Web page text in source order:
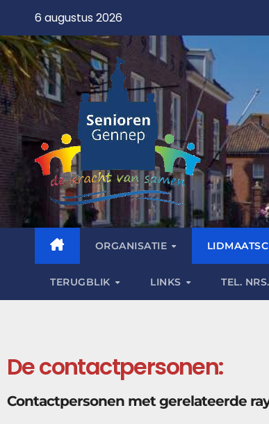
6 augustus 2026
ORGANISATIE
TERUGBLIK LINKS TEL. NRS.
De contactpersonen:
Contactpersonen met gerelateerde